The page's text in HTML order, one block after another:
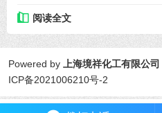
阅读全文
Powered by 上海境祥化工有限公司
ICP备2021006210号-2